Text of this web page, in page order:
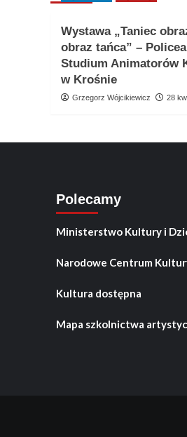
Wystawa „Taniec
obraz tańca” –
Studium Animatorów
w Krośnie
Grzegorz Wójcikiewicz 28
Polecamy
Ministerstwo Kultury i
Narodowe Centrum
Kultura dostępna
Mapa szkolnictwa